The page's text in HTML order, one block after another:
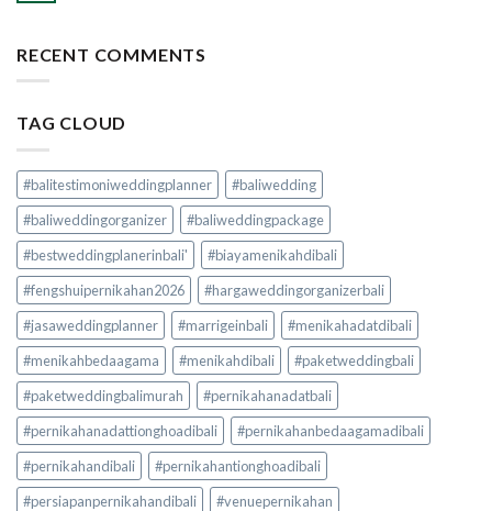
RECENT COMMENTS
TAG CLOUD
#balitestimoniweddingplanner
#baliwedding
#baliweddingorganizer
#baliweddingpackage
#bestweddingplanerinbali'
#biayamenikahdibali
#fengshuipernikahan2026
#hargaweddingorganizerbali
#jasaweddingplanner
#marrigeinbali
#menikahadatdibali
#menikahbedaagama
#menikahdibali
#paketweddingbali
#paketweddingbalimurah
#pernikahanadatbali
#pernikahanadattionghoadibali
#pernikahanbedaagamadibali
#pernikahandibali
#pernikahantionghoadibali
#persiapanpernikahandibali
#venuepernikahan